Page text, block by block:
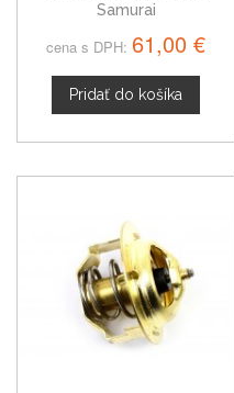
Samurai
cena s DPH: 61,00 €
Pridať do košíka